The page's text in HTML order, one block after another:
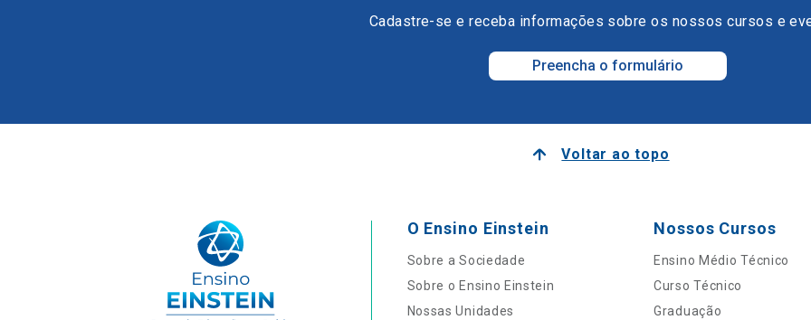
Cadastre-se e receba informações sobre os nossos cursos e
Preencha o formulário
Voltar ao topo
O Ensino Einstein
Sobre a Sociedade
Sobre o Ensino Einstein
Nossas Unidades
Nossos Cursos
Ensino Médio Técnico
Curso Técnico
Graduação